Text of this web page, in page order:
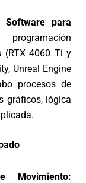
Software para
(RTX 4060 Ti y
Unreal Engine
procesos de
gráficos, lógica
Movimiento: